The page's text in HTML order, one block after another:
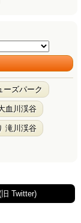
ーズパーク
血川渓谷
滝川渓谷
Twitter)